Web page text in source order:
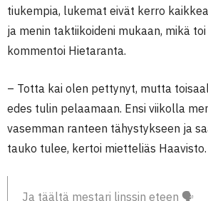
tiukempia, lukemat eivät kerro
ja menin taktiikoideni mukaan, mikä
kommentoi Hietaranta.
– Totta kai olen pettynyt, mutta
edes tulin pelaamaan. Ensi viikolla
vasemman ranteen tähystykseen ja
tauko tulee, kertoi mietteliäs Haavisto.
Ja täältä mestari linssin eteen 🗣